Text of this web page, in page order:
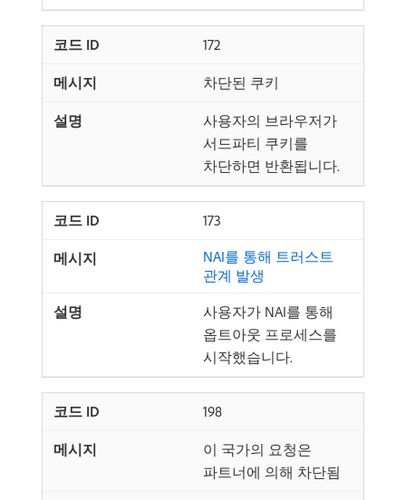
172
차단된 쿠키
사용자의 브라우저가
서드파티 쿠키를
차단하면 반환됩니다.
173
NAI를 통해 트러스트
관계 발생
사용자가 NAI를 통해
옵트아웃 프로세스를
시작했습니다.
198
이 국가의 요청은
파트너에 의해 차단됨